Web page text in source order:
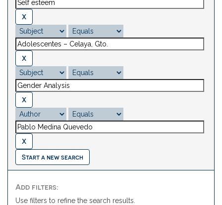
Start a new search
Add filters:
Use filters to refine the search results.